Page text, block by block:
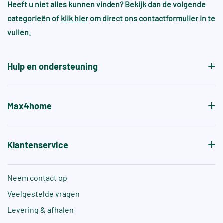
wel en heeft dit juist de sfeer en gewenste
patroon.
omgevingen
Voor zwembaden en wellnessruimtes gelden vaak
aanvullende normen, zoals +A of +B, die specifiek
Heeft u niet alles kunnen vinden? Bekijk dan de volgende
categorieën of klik hier om direct ons contactformulier in te
vullen.
Hulp en ondersteuning
Max4home
Klantenservice
Neem contact op
Veelgestelde vragen
Levering & afhalen